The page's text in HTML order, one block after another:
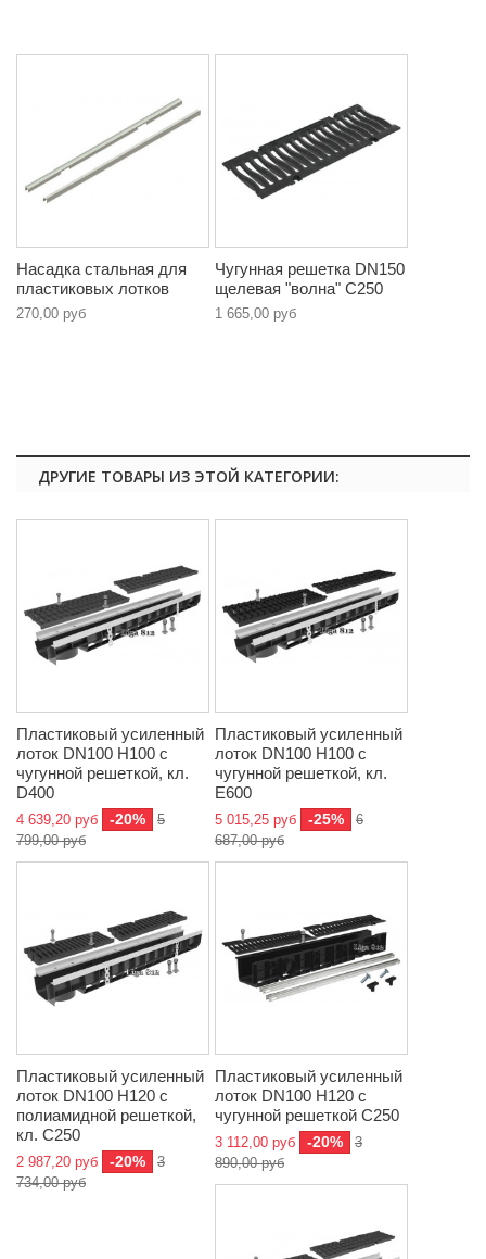
Насадка стальная для
пластиковых лотков
270,00 руб
Чугунная решетка DN150
щелевая "волна" C250
1 665,00 руб
ДРУГИЕ ТОВАРЫ ИЗ ЭТОЙ КАТЕГОРИИ:
Пластиковый усиленный
лоток DN100 H100 с
чугунной решеткой, кл.
D400
4 639,20 руб -20%
5
799,00 руб
Пластиковый усиленный
лоток DN100 H100 с
чугунной решеткой, кл.
E600
5 015,25 руб -25%
6
687,00 руб
Пластиковый усиленный
лоток DN100 H120 с
полиамидной решеткой,
кл. C250
2 987,20 руб -20%
3
734,00 руб
Пластиковый усиленный
лоток DN100 H120 с
чугунной решеткой C250
3 112,00 руб -20%
3
890,00 руб